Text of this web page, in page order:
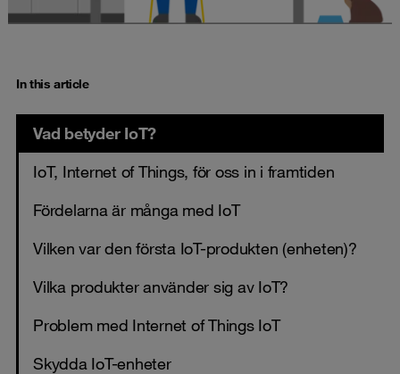
In this article
Vad betyder IoT?
IoT, Internet of Things, för oss in i framtiden
Fördelarna är många med IoT
Vilken var den första IoT-produkten (enheten)?
Vilka produkter använder sig av IoT?
Problem med Internet of Things IoT
Skydda IoT-enheter